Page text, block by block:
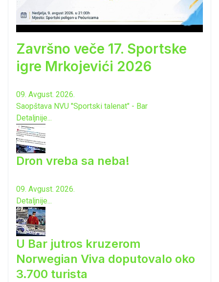
Završno veče 17. Sportske
igre Mrkojevići 2026
09. Avgust. 2026.
Saopštava NVU "Sportski talenat" - Bar
Detaljnije...
Dron vreba sa neba!
09. Avgust. 2026.
Detaljnije...
U Bar jutros kruzerom
Norwegian Viva doputovalo oko
3.700 turista